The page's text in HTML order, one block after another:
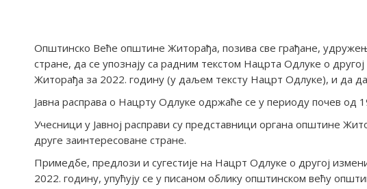
Општинско Веће општине Житорађа, позива све грађане,
стране, да се упознају са радним текстом Нацрта Одлуке о
Житорађа за 2022. годину (у даљем тексту Нацрт Одлуке), и да
Јавна расправа о Нацрту Одлуке одржаће се у периоду почев од
Учесници у Јавној расправи су представници органа општине
друге заинтересоване стране.
Примедбе, предлози и сугестије на Нацрт Одлуке о другој
2022. годину, упућују се у писаном облику општинском већу